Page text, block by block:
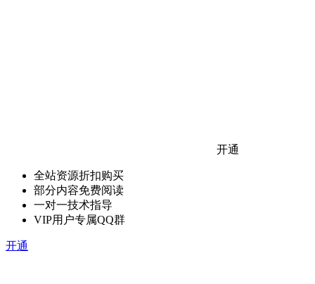
开通
全站资源折扣购买
部分内容免费阅读
一对一技术指导
VIP用户专属QQ群
开通